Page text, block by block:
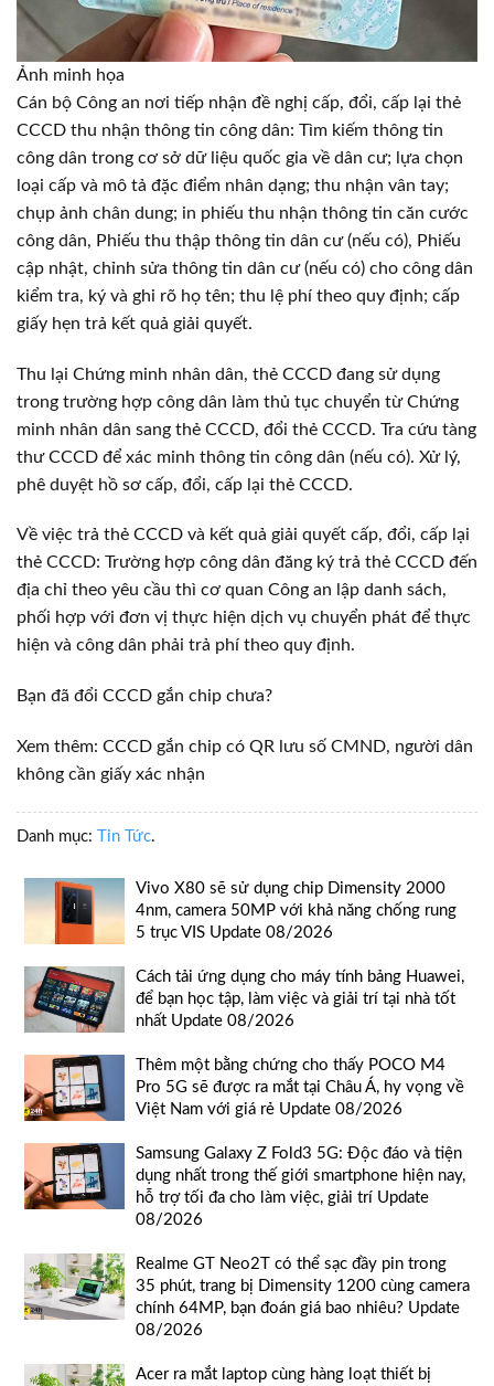
Ảnh minh họa
Cán bộ Công an nơi tiếp nhận đề nghị cấp, đổi, cấp lại thẻ
CCCD thu nhận thông tin công dân: Tìm kiếm thông tin
công dân trong cơ sở dữ liệu quốc gia về dân cư; lựa chọn
loại cấp và mô tả đặc điểm nhân dạng; thu nhận vân tay;
chụp ảnh chân dung; in phiếu thu nhận thông tin căn cước
công dân, Phiếu thu thập thông tin dân cư (nếu có), Phiếu
cập nhật, chỉnh sửa thông tin dân cư (nếu có) cho công dân
kiểm tra, ký và ghi rõ họ tên; thu lệ phí theo quy định; cấp
giấy hẹn trả kết quả giải quyết.
Thu lại Chứng minh nhân dân, thẻ CCCD đang sử dụng
trong trường hợp công dân làm thủ tục chuyển từ Chứng
minh nhân dân sang thẻ CCCD, đổi thẻ CCCD. Tra cứu tàng
thư CCCD để xác minh thông tin công dân (nếu có). Xử lý,
phê duyệt hồ sơ cấp, đổi, cấp lại thẻ CCCD.
Về việc trả thẻ CCCD và kết quả giải quyết cấp, đổi, cấp lại
thẻ CCCD: Trường hợp công dân đăng ký trả thẻ CCCD đến
địa chỉ theo yêu cầu thì cơ quan Công an lập danh sách,
phối hợp với đơn vị thực hiện dịch vụ chuyển phát để thực
hiện và công dân phải trả phí theo quy định.
Bạn đã đổi CCCD gắn chip chưa?
Xem thêm: CCCD gắn chip có QR lưu số CMND, người dân
không cần giấy xác nhận
Danh mục: Tin Tức.
Vivo X80 sẽ sử dụng chip Dimensity 2000
4nm, camera 50MP với khả năng chống rung
5 trục VIS Update 08/2026
Cách tải ứng dụng cho máy tính bảng Huawei,
để bạn học tập, làm việc và giải trí tại nhà tốt
nhất Update 08/2026
Thêm một bằng chứng cho thấy POCO M4
Pro 5G sẽ được ra mắt tại Châu Á, hy vọng về
Việt Nam với giá rẻ Update 08/2026
Samsung Galaxy Z Fold3 5G: Độc đáo và tiện
dụng nhất trong thế giới smartphone hiện nay,
hỗ trợ tối đa cho làm việc, giải trí Update
08/2026
Realme GT Neo2T có thể sạc đầy pin trong
35 phút, trang bị Dimensity 1200 cùng camera
chính 64MP, bạn đoán giá bao nhiêu? Update
08/2026
Acer ra mắt laptop cùng hàng loạt thiết bị